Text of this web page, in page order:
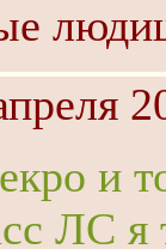
и
ЛС я